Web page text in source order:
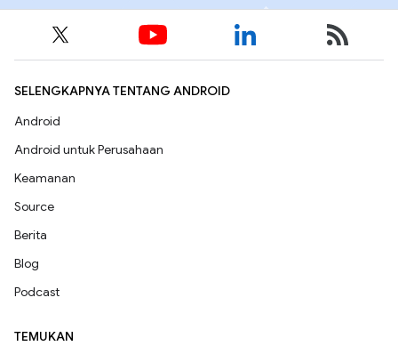
SELENGKAPNYA TENTANG ANDROID
Android
Android untuk Perusahaan
Keamanan
Source
Berita
Blog
Podcast
TEMUKAN